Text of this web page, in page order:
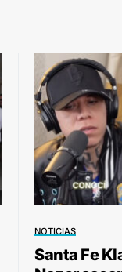
NOTICIAS
Santa Fe